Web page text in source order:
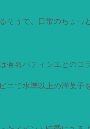
そうで、日常のちょ
有名パティシエとの
で水準以上の洋菓子